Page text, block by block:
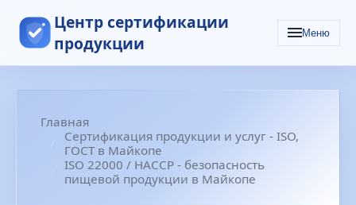
Центр сертификации
продукции
Меню
Главная
Сертификация продукции и услуг - ISO,
ГОСТ в Майкопе
ISO 22000 / HACCP - безопасность
пищевой продукции в Майкопе